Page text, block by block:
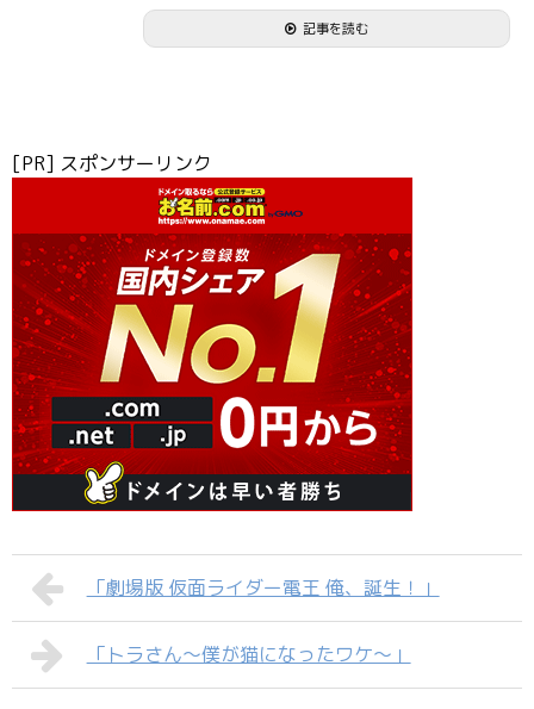
記事を読む
[PR] スポンサーリンク
「劇場版 仮面ライダー電王 俺、誕生！」
「トラさん～僕が猫になったワケ～」